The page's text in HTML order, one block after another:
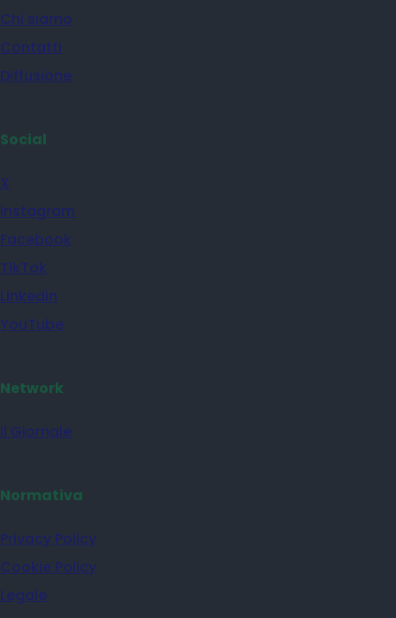
Chi siamo
Contatti
Diffusione
Social
X
Instagram
Facebook
TikTok
Linkedin
YouTube
Network
il Giornale
Normativa
Privacy Policy
Cookie Policy
Legale